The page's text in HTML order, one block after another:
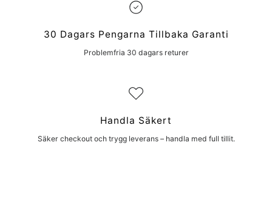
30 Dagars Pengarna Tillbaka Garanti
Problemfria 30 dagars returer
Handla Säkert
Säker checkout och trygg leverans – handla med full tillit.